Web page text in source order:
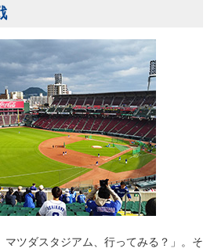
ツダスタジアム、行ってみる？」。そ